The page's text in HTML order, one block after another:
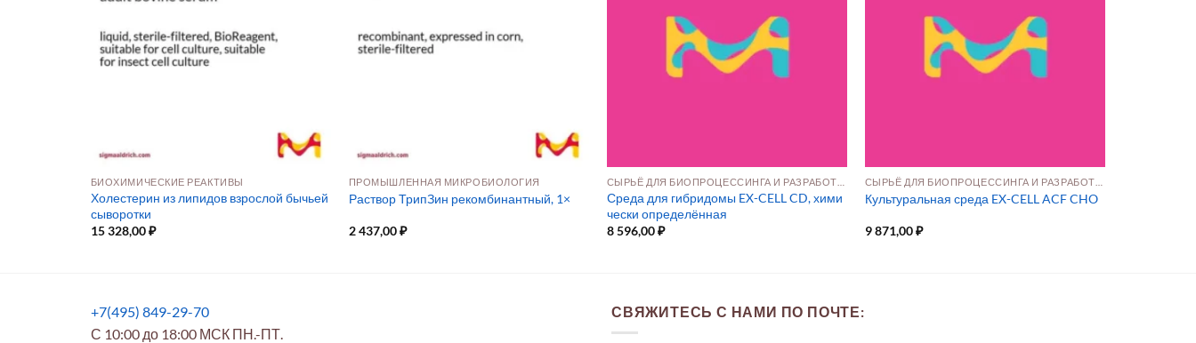
БИОХИМИЧЕСКИЕ РЕАКТИВЫ
Холестерин из липидов взрослой бычьей
сыворотки
15 328,00₽
ПРОМЫШЛЕННАЯ МИКРОБИОЛОГИЯ
Раствор ТрипЗин рекомбинантный, 1×
2 437,00₽
Среда для гибридомы EX-CELL CD, хими
чески определённая
8 596,00₽
Культуральная среда EX-CELL ACF CHO
9 871,00₽
+7(495) 849-29-70
С 10:00 до 18:00 МСК ПН.-ПТ.
СВЯЖИТЕСЬ С НАМИ ПО ПОЧТЕ: